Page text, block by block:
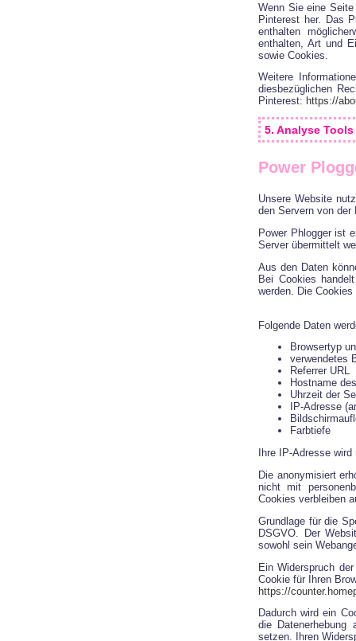
Wenn Sie eine
Pinterest her. Das
enthalten
enthalten, Art und
sowie Cookies.
Weitere
diesbezüglichen
Pinterest: https://
5. Analyse
Power
Unsere Website
den Servern von der
Power Phlogger ist
Server übermittelt
Aus den Daten
Bei Cookies
werden. Die
Folgende Daten
Browsertyp
verwendetes
Referrer URL
Hostname
Uhrzeit der
IP-Adresse
Farbtiefe
Ihre IP-Adresse
Die anonymisiert
nicht mit
Cookies verbleiben
Grundlage für die
DSGVO. Der
sowohl sein
Ein Widerspruch
Cookie für Ihren
https://
Dadurch wird ein
die Datenerhebung
setzen. Ihren